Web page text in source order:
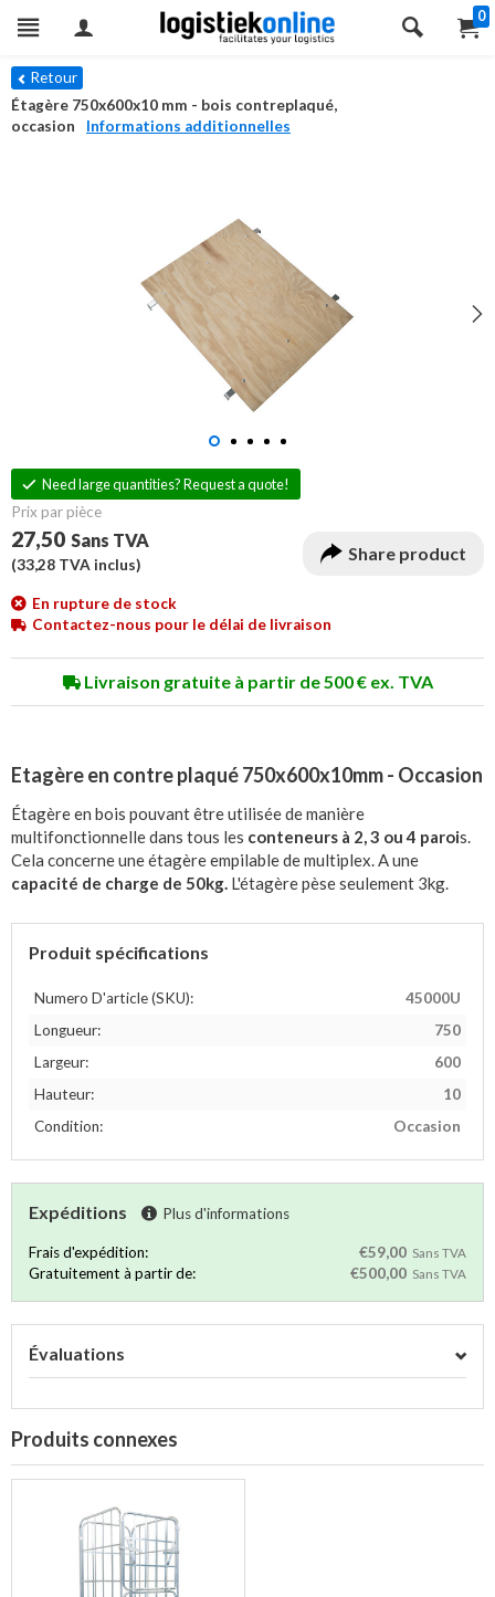
0
Retour
Étagère 750x600x10 mm - bois contreplaqué,
occasion
Informations additionnelles
Prix ​​par pièce
27,50 Sans TVA
(33,28 TVA inclus)
Need large quantities? Request a quote!
Share product
En rupture de stock
Contactez-nous pour le délai de livraison
Livraison gratuite à partir de 500 € ex. TVA
Etagère en contre plaqué 750x600x10mm - Occasion
Étagère en bois pouvant être utilisée de manière
multifonctionnelle dans tous les conteneurs à 2, 3 ou 4 parois.
Cela concerne une étagère empilable de multiplex. A une
capacité de charge de 50kg. L'étagère pèse seulement 3kg.
Produit spécifications
Numero D'article (SKU):
45000U
Longueur:
750
Largeur:
600
Hauteur:
10
Condition:
Occasion
Expéditions Plus d'informations
Frais d'expédition: €59,00 Sans TVA
Gratuitement à partir de: €500,00 Sans TVA
Évaluations
Produits connexes